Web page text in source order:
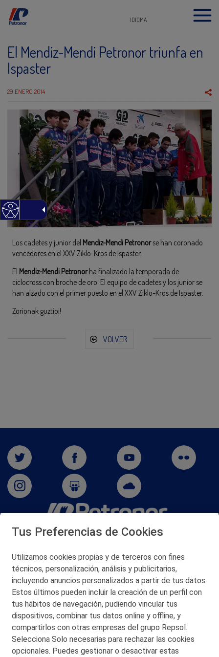
IDIOMA
El Mendiz-Mendi Petronor triunfa en
Ispaster
29 ENERO 2014
Los cadetes y junior del Mendiz-Mendi Petronorse han coronado
vencedores en el XXV Ziklo-Kros de Ispaster.
El Mendiz-Mendi Petronor ha finalizado la temporada de
ciclocross con broche de oro. El equipo de cadetes y los junior se
han alzado con el primer puesto en el XXV Ziklo-Kros de Ispaster.
Zorionak guztioi!
VOLVER
San Martín 5-Edificio Muñatones,
© 2026 Petronor S.A.
CONTACTO
MAPA WEB
Tus Preferencias de Cookies
Utilizamos cookies propias y de terceros con fines
técnicos, personalización, análisis y publicitarios,
incluyendo anuncios personalizados a partir de tus datos.
Estos últimos pueden incluir la creación de un perfil con
tus hábitos de navegación, pudiendo vincular tus
dispositivos, combinar tus datos online y offline, y
compartirlos con otras empresas del grupo Repsol.
Selecciona Solo necesarias para rechazar las cookies
opcionales. Puedes gestionar o desactivar estas